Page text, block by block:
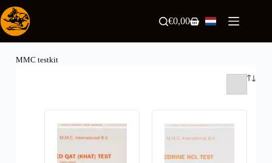
naar
de
inhoud
Winkelwagen
€0,00
MMC testkit